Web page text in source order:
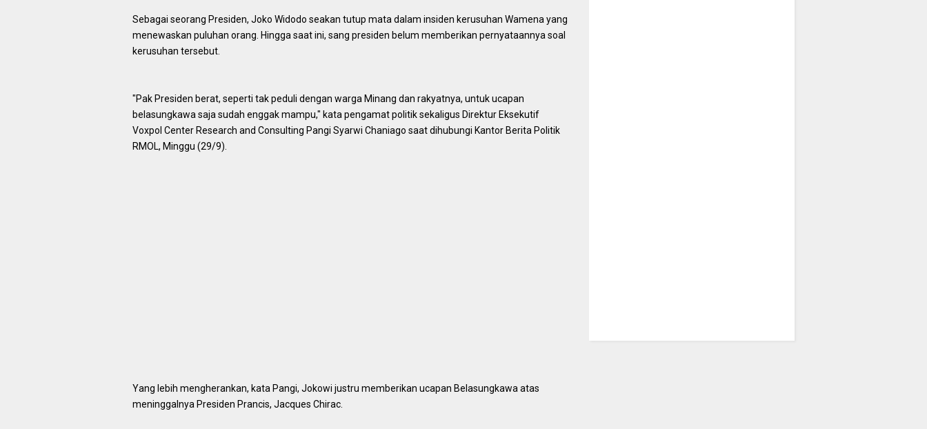
Sebagai seorang Presiden, Joko Widodo seakan tutup mata dalam insiden kerusuhan Wamena yang
menewaskan puluhan orang. Hingga saat ini, sang presiden belum memberikan pernyataannya soal
kerusuhan tersebut.
"Pak Presiden berat, seperti tak peduli dengan warga Minang dan rakyatnya, untuk ucapan
belasungkawa saja sudah enggak mampu," kata pengamat politik sekaligus Direktur Eksekutif
Voxpol Center Research and Consulting Pangi Syarwi Chaniago saat dihubungi Kantor Berita Politik
RMOL, Minggu (29/9).
Yang lebih mengherankan, kata Pangi, Jokowi justru memberikan ucapan Belasungkawa atas
meninggalnya Presiden Prancis, Jacques Chirac.